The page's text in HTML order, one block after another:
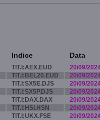
Indice Data
TIT.I:AEX.EUD
20/09/
TIT.I:BEL20.EUD
20/09/
TIT.I:SX5E.DJS
20/09/
TIT.I:SX5P.DJS
20/09/
TIT.I:DAX.DAX
20/09/
TIT.I:HSI.HSN
20/09/
TIT.I:UKX.FSE
20/09/